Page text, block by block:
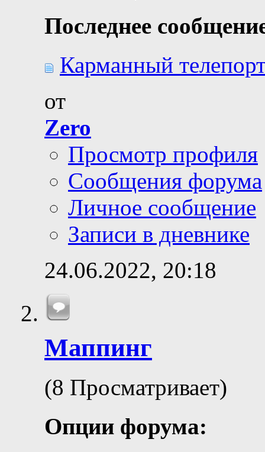
Последнее
Карманный
от
Zero
Просмотр профиля
Сообщения форума
Личное сообщение
Записи в дневнике
24.06.2022, 20:18
Маппинг
(8 Просматривает)
Опции форума: